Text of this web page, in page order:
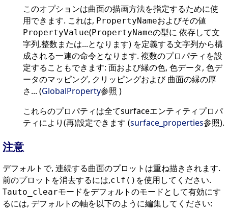
このオプションは曲面の描画方法を指定するために使
用できます. これは, PropertyNameおよびその値
PropertyValue( PropertyNameの型に 依存して文
字列,整数または...となります) を定義する文字列から構
成される一連の命令となります. 複数のプロパティを設
定することもできます: 面および縁の色, 色データ, 色デ
ータのマッピング, クリッピングおよび 曲面の縁の厚
さ... (GlobalProperty参照 )
これらのプロパティは全てsurfaceエンティティプロパ
ティにより(再)設定できます (surface_properties参照).
注意
デフォルトで, 連続する曲面のプロットは重ね描きされます.
前のプロットを消去するには,clf() を使用してください.
Tauto_clearモードをデフォルトのモードとして有効にす
るには, デフォルトの軸を以下のように編集してください: